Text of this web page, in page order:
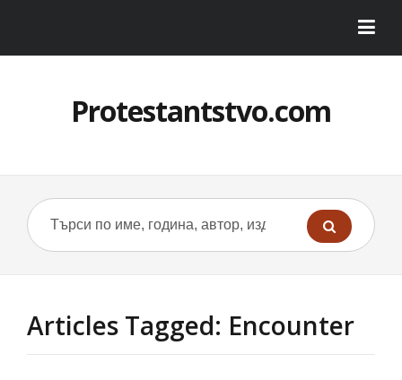
Protestantstvo.com
Articles Tagged: Encounter